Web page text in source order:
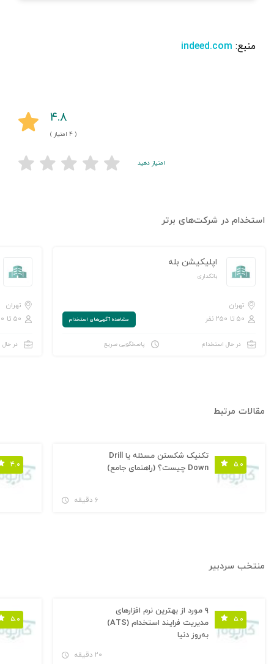
منبع: indeed.com
۴.۸
( ۴ امتیاز )
امتیاز دهید
استخدام در شرکت‌های برتر
اپلیکیشن بله
بانکداری
تهران
۵۰ تا ۲۵۰ نفر
مشاهده‌ آگهی‌های استخدام
در حال استخدام پاسخگویی سریع
تهران
۵۰ تا ۲۵۰ نفر
در
مقالات مرتبط
۵.۰
تکنیک شکستن مسئله یا Drill
Down چیست؟ (راهنمای جامع)
۶ دقیقه
۴.۰
منتخب سردبیر
۵.۰
۹ مورد از بهترین نرم افزارهای
مدیریت فرایند استخدام (ATS)
به‌روز دنیا
۲۰ دقیقه
۵.۰